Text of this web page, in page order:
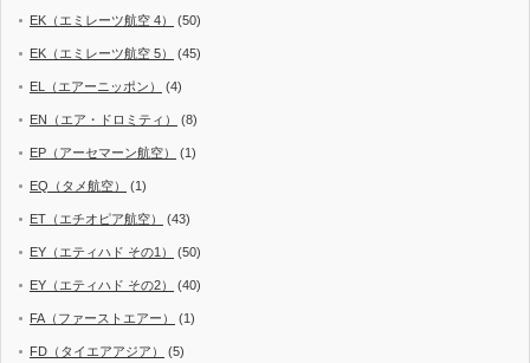
EK（エミレーツ航空 4） (50)
EK（エミレーツ航空 5） (45)
EL（エアーニッポン） (4)
EN（エア・ドロミティ） (8)
EP（アーセマーン航空） (1)
EQ（タメ航空） (1)
ET（エチオピア航空） (43)
EY（エティハド その1） (50)
EY（エティハド その2） (40)
FA（ファーストエアー） (1)
FD（タイエアアジア） (5)